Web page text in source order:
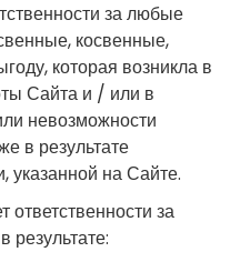
за любые
косвенные,
которая возникла в
Сайта и / или в
невозможности
в результате
указанной на Сайте.
ответственности за
результате: